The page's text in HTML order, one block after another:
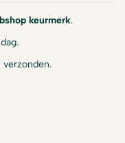
keurmerk.
verzonden.